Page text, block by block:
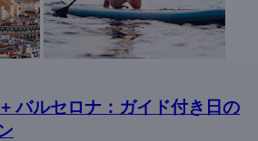
バルセロナ：ガイド付き日の